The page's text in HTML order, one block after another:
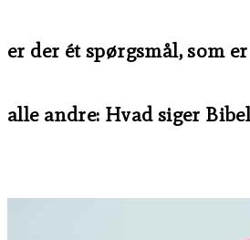
er der ét spørgsmål, som
alle andre: Hvad siger